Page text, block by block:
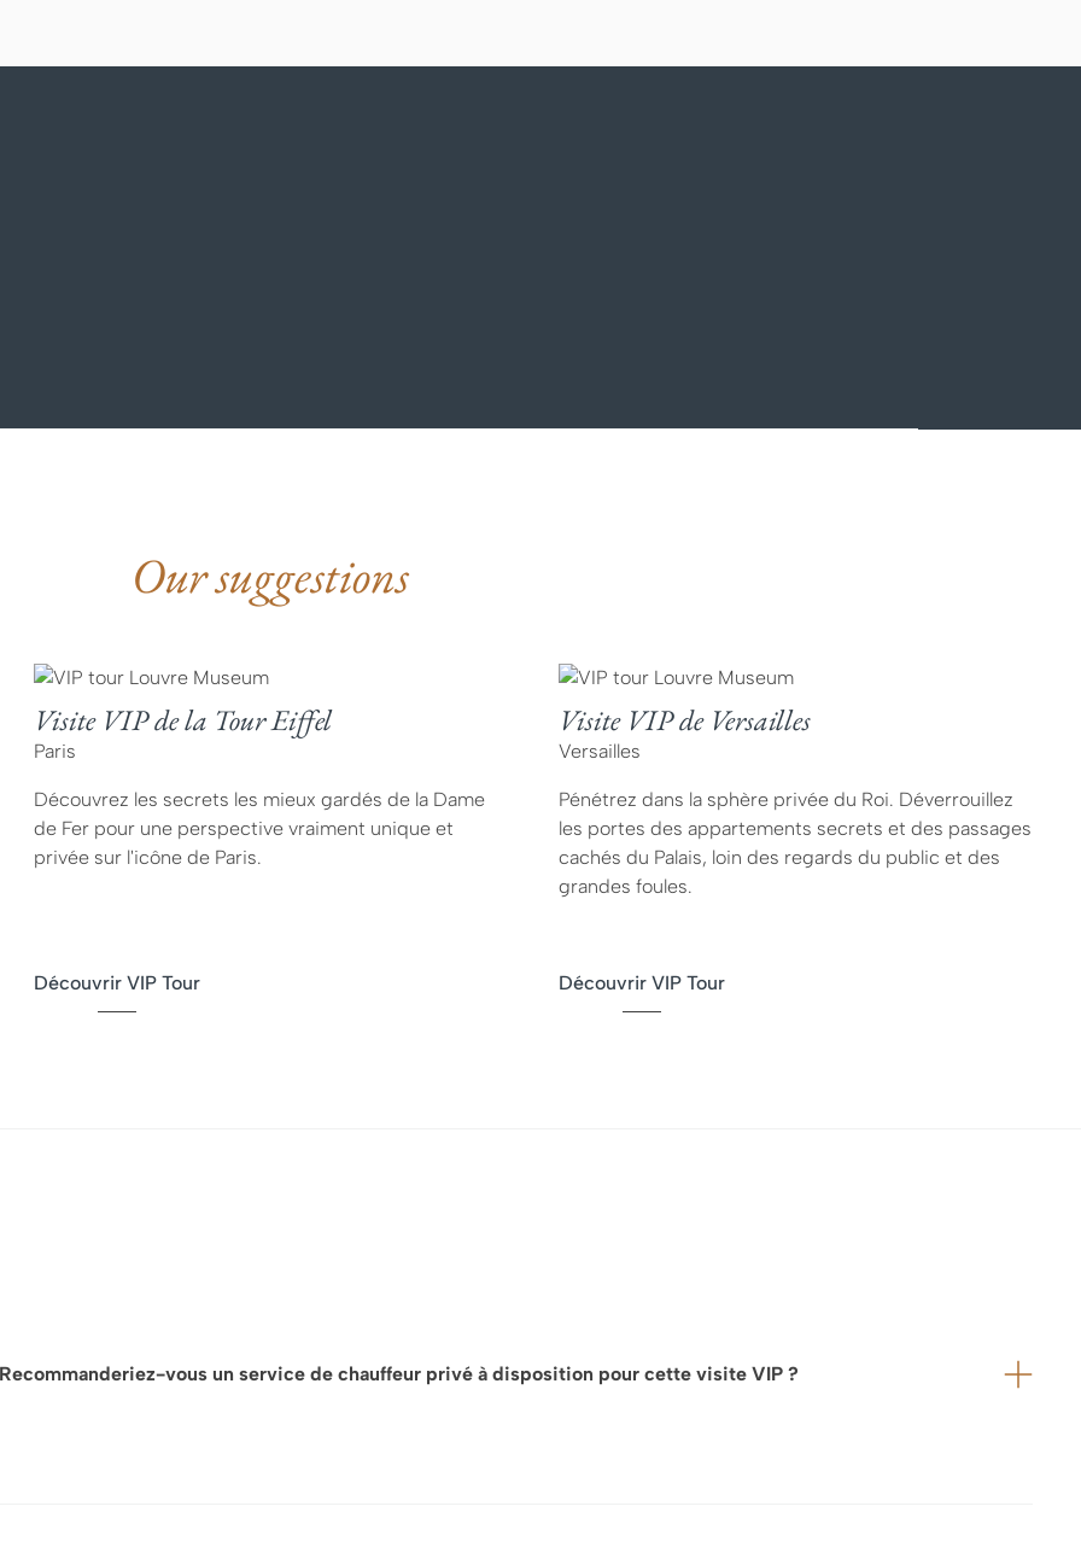
Our suggestions
Visite VIP de la Tour Eiffel
Paris
Découvrez les secrets les mieux gardés de la Dame
de Fer pour une perspective vraiment unique et
privée sur l'icône de Paris.
Découvrir VIP Tour
Visite VIP de Versailles
Versailles
Pénétrez dans la sphère privée du Roi. Déverrouillez
les portes des appartements secrets et des passages
cachés du Palais, loin des regards du public et des
grandes foules.
Découvrir VIP Tour
Recommanderiez-vous un service de chauffeur privé à disposition pour cette visite VIP ?